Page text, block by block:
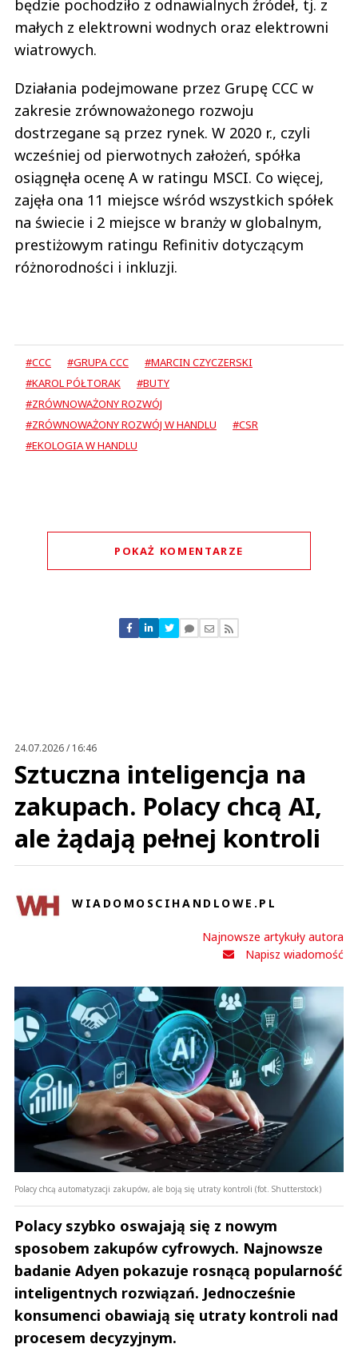
będzie pochodziło z odnawialnych źródeł, tj. z
małych z elektrowni wodnych oraz elektrowni
wiatrowych.
Działania podejmowane przez Grupę CCC w
zakresie zrównoważonego rozwoju
dostrzegane są przez rynek. W 2020 r., czyli
wcześniej od pierwotnych założeń, spółka
osiągnęła ocenę A w ratingu MSCI. Co więcej,
zajęła ona 11 miejsce wśród wszystkich spółek
na świecie i 2 miejsce w branży w globalnym,
prestiżowym ratingu Refinitiv dotyczącym
różnorodności i inkluzji.
#CCC #GRUPA CCC
#MARCIN CZYCZERSKI
#KAROL PÓŁTORAK
#BUTY
#ZRÓWNOWAŻONY ROZWÓJ
#ZRÓWNOWAŻONY ROZWÓJ W HANDLU
#CSR
#EKOLOGIA W HANDLU
POKAŻ KOMENTARZE
Nie znaleziono komentarzy
Zostaw swoje komentarze
24.07.2026 / 16:46
Sztuczna inteligencja na
zakupach. Polacy chcą AI,
ale żądają pełnej kontroli
WIADOMOSCIHANDLOWE.PL
Najnowsze artykuły autora
Napisz wiadomość
Polacy chcą automatyzacji zakupów, ale boją się utraty kontroli (fot. Shutterstock)
Polacy szybko oswajają się z nowym
sposobem zakupów cyfrowych. Najnowsze
badanie Adyen pokazuje rosnącą popularność
inteligentnych rozwiązań. Jednocześnie
konsumenci obawiają się utraty kontroli nad
procesem decyzyjnym.